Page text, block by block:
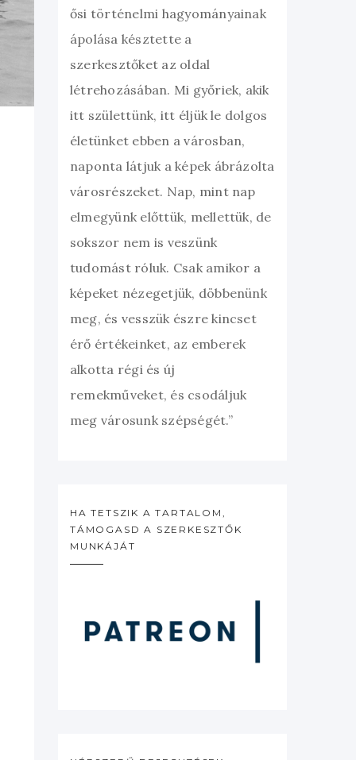
ősi történelmi hagyományainak
ápolása késztette a
szerkesztőket az oldal
létrehozásában. Mi győriek, akik
itt születtünk, itt éljük le dolgos
életünket ebben a városban,
naponta látjuk a képek ábrázolta
városrészeket. Nap, mint nap
elmegyünk előttük, mellettük, de
sokszor nem is veszünk
tudomást róluk. Csak amikor a
képeket nézegetjük, döbbenünk
meg, és vesszük észre kincset
érő értékeinket, az emberek
alkotta régi és új
remekműveket, és csodáljuk
meg városunk szépségét.”
HA TETSZIK A TARTALOM,
TÁMOGASD A SZERKESZTŐK
MUNKÁJÁT